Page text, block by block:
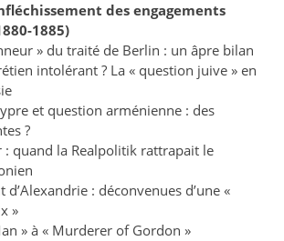
des engagements
1885)
» du traité de Berlin : un âpre bilan
intolérant ? La « question juive » en
et question arménienne : des
?
: quand la Realpolitik rattrapait le
: déconvenues d’une «
»
» à « Murderer of Gordon »